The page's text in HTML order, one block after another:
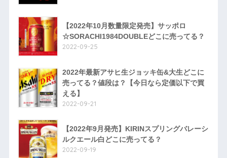
【2022年10月数量限定発売】サッポロ
☆SORACHI1984DOUBLEどこに売ってる？
2022-09-25
2022年最新アサヒ生ジョッキ缶&大生どこに
売ってる？値段は？【今日なら定価以下で買
える】
2022-09-21
【2022年9月発売】KIRINスプリングバレーシ
ルクエール白どこに売ってる？
2022-09-19